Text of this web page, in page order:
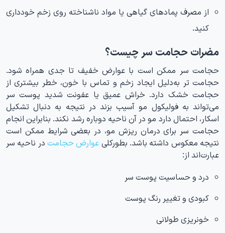
از مصرف پمادهای گیاهی یا مواد ناشناخته روی زخم خودداری
کنید.
مضرات حجامت سر چیست؟
حجامت سر ممکن است با عوارض خفیف تا جدی همراه شود.
حجامت تر به‌دلیل ایجاد زخم و تماس با خون، خطر بیشتری از
حجامت خشک دارد. خراش عمیق یا عفونت شدید پوست سر
می‌تواند به فولیکول مو آسیب بزند در نتیجه به دنبال تشکیل
اسکار، احتمال دارد مو در آن ناحیه دوباره رشد نکند. بنابراین انجام
حجامت سر برای درمان ریزش مو، در بعضی شرایط ممکن است
نتیجه معکوس داشته باشد. بطورکلی عوارض حجامت در ناحیه سر
عبارت‌اند از:
درد و حساسیت پوست سر
کبودی و تغییر رنگ پوست
خونریزی طولانی